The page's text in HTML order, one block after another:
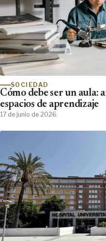
SOCIEDAD
Cómo debe ser un aula:
espacios de aprendizaje
17 de junio de 2026